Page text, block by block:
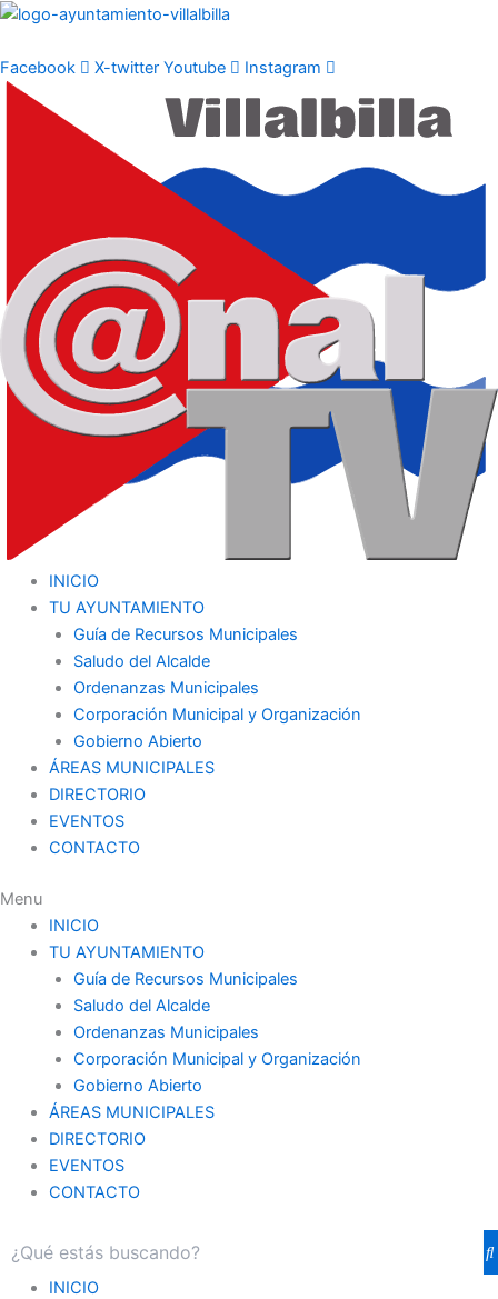
Ir
contenido
Facebook X-twitter Youtube Instagram
INICIO
TU AYUNTAMIENTO
Guía de Recursos Municipales
Saludo del Alcalde
Ordenanzas Municipales
Corporación Municipal y Organización
Gobierno Abierto
ÁREAS MUNICIPALES
DIRECTORIO
EVENTOS
CONTACTO
Menu
INICIO
TU AYUNTAMIENTO
Guía de Recursos Municipales
Saludo del Alcalde
Ordenanzas Municipales
Corporación Municipal y Organización
Gobierno Abierto
ÁREAS MUNICIPALES
DIRECTORIO
EVENTOS
CONTACTO
INICIO